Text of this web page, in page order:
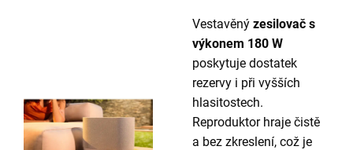
Vestavěný zesilovač s
výkonem 180 W
poskytuje dostatek
rezervy i při vyšších
hlasitostech.
Reproduktor hraje čistě
a bez zkreslení, což je